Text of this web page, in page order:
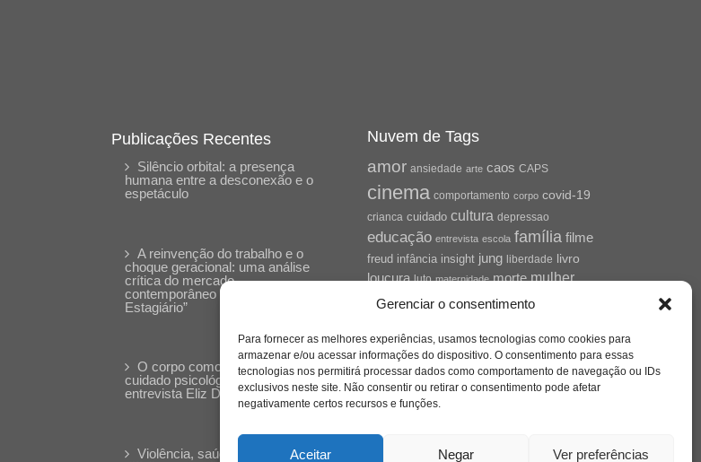
Gerenciar o consentimento
Para fornecer as melhores experiências, usamos tecnologias como cookies para
armazenar e/ou acessar informações do dispositivo. O consentimento para essas
tecnologias nos permitirá processar dados como comportamento de navegação ou IDs
exclusivos neste site. Não consentir ou retirar o consentimento pode afetar
negativamente certos recursos e funções.
Aceitar Negar Ver preferências
Publicações Recentes
Silêncio orbital: a presença
humana entre a desconexão e o
espetáculo
A reinvenção do trabalho e o
choque geracional: uma análise
crítica do mercado
contemporâneo em “Um Senhor
Estagiário”
O corpo como expressão do
cuidado psicológico: (En)Cena
entrevista Eliz Dorneles
Violência, saúde mental e a
Nuvem de Tags
amor ansiedade arte caos CAPS
cinema comportamento corpo covid-19
crianca cuidado cultura depressao
educação entrevista escola família filme
freud infância insight jung liberdade livro
loucura luto maternidade morte mulher
pandemia psicanálise
psicologia redes sociais
saúdesaúde mental
sexualidade sociedade SUS
tecnologia
violência